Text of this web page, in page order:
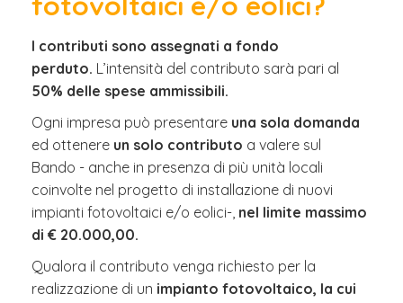
I contributi sono assegnati a fondo
perduto. L’intensità del contributo sarà pari al
50% delle spese ammissibili.
Ogni impresa può presentare una sola domanda
ed ottenere un solo contributo a valere sul
Bando - anche in presenza di più unità locali
coinvolte nel progetto di installazione di nuovi
impianti fotovoltaici e/o eolici-, nel limite massimo
di € 20.000,00.
Qualora il contributo venga richiesto per la
realizzazione di un impianto fotovoltaico, la cui